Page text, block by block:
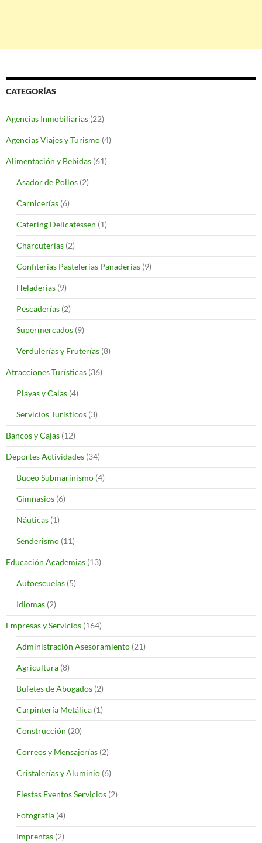
CATEGORÍAS
Agencias Inmobiliarias (22)
Agencias Viajes y Turismo (4)
Alimentación y Bebidas (61)
Asador de Pollos (2)
Carnicerías (6)
Catering Delicatessen (1)
Charcuterías (2)
Confiterías Pastelerías Panaderías (9)
Heladerías (9)
Pescaderías (2)
Supermercados (9)
Verdulerías y Fruterías (8)
Atracciones Turísticas (36)
Playas y Calas (4)
Servicios Turísticos (3)
Bancos y Cajas (12)
Deportes Actividades (34)
Buceo Submarinismo (4)
Gimnasios (6)
Náuticas (1)
Senderismo (11)
Educación Academias (13)
Autoescuelas (5)
Idiomas (2)
Empresas y Servicios (164)
Administración Asesoramiento (21)
Agricultura (8)
Bufetes de Abogados (2)
Carpintería Metálica (1)
Construcción (20)
Correos y Mensajerías (2)
Cristalerías y Aluminio (6)
Fiestas Eventos Servicios (2)
Fotografía (4)
Imprentas (2)